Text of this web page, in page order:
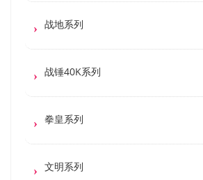
战地系列
战锤40K系列
拳皇系列
文明系列